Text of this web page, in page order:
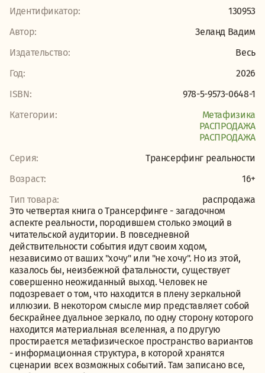
Идентификатор:
130953
Автор:
Зеланд Вадим
Издательство:
Весь
Год:
2026
ISBN:
978-5-9573-0648-1
Категории:
Метафизика
PАСПРОДАЖА
PАСПРОДАЖА
Серия:
Трансерфинг реальности
Возраст:
16+
Тип товара:
распродажа
Это четвертая книга о Трансерфинге - загадочном
аспекте реальности, породившем столько эмоций в
читательской аудитории. В повседневной
действительности события идут своим ходом,
независимо от ваших "хочу" или "не хочу". Но из этой,
казалось бы, неизбежной фатальности, существует
совершенно неожиданный выход. Человек не
подозревает о том, что находится в плену зеркальной
иллюзии. В некотором смысле мир представляет собой
бескрайнее дуальное зеркало, по одну сторону которого
находится материальная вселенная, а по другую
простирается метафизическое пространство вариантов
- информационная структура, в которой хранятся
сценарии всех возможных событий. Там записано все,